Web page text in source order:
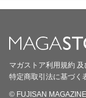
マガストア利用規約 及
特定商取引法に基づく
© FUJISAN